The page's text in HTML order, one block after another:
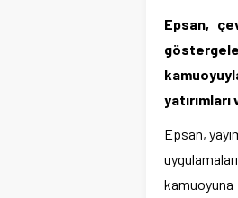
Epsan,
Epsan,
kamuoyuna